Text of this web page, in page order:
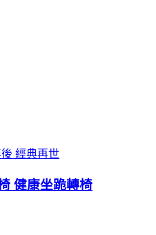
後 經典再世
健康坐跪轉椅